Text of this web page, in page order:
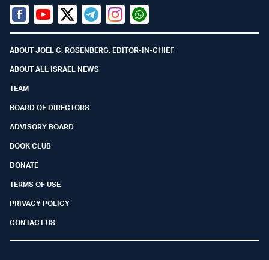
Facebook
YoutubeTwitter (X)
TelegramInstagramWhatsapp
ABOUT JOEL C. ROSENBERG, EDITOR-IN-CHIEF
ABOUT ALL ISRAEL NEWS
TEAM
BOARD OF DIRECTORS
ADVISORY BOARD
BOOK CLUB
DONATE
TERMS OF USE
PRIVACY POLICY
CONTACT US